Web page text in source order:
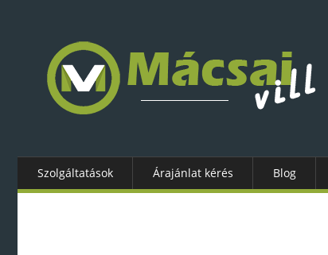
Szolgáltatások Árajánlat kérés Blog